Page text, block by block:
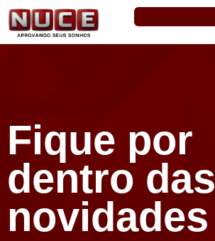
Fique por
dentro das
novidades